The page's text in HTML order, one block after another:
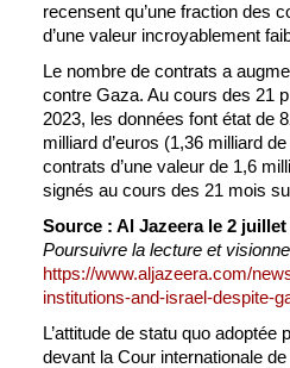
recensent qu’une fraction des
d’une valeur incroyablement
Le nombre de contrats a
contre Gaza. Au cours des 21
2023, les données font état de
milliard d’euros (1,36 milliard
contrats d’une valeur de 1,6
signés au cours des 21 mois
Source : Al Jazeera le 2 juillet
Poursuivre la lecture et
https://www.aljazeera.com/
institutions-and-israel-despite-
L’attitude de statu quo
devant la Cour internationale